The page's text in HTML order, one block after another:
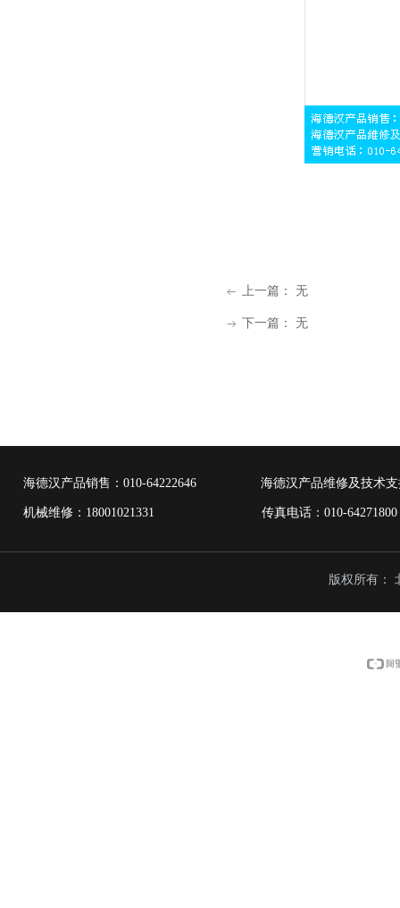
ꂃ 上一篇： 无
ꁹ 下一篇： 无
海德汉产品销售： 010-64222646 海德汉产品维修及技术
机械维修：18001021331 传真电话：
版权所有：